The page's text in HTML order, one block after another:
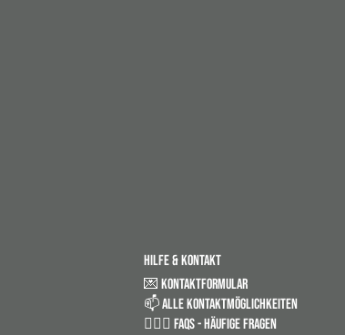
HILFE & KONTAKT
💌 KONTAKTFORMULAR
📫 ALLE KONTAKTMÖGLICHKEITEN
🤷🏼‍♂️ FAQS - HÄUFIGE FRAGEN